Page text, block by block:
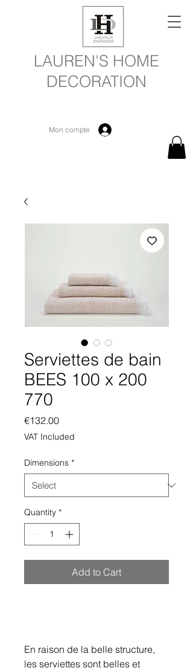
LAUREN'S HOME
DECORATION
Mon compte
Serviettes de bain
BEES 100 x 200
770
€132.00Price
VAT Included
Dimensions *
Quantity *
Add to Cart
En raison de la belle structure,
les serviettes sont belles et